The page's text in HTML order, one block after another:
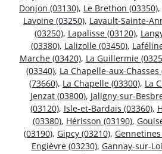
Donjon (03130), Le Brethon (03350),
Lavoine (03250), Lavault-Sainte-
(03250), Lapalisse (03120),
(03380), Lalizolle (03450),
Marche (03420), La Guillermie
(03340), La Chapelle-aux-Chasses
(73660), La Chapelle (03300), La
Jenzat (03800), Jaligny-sur-
(03120), Isle-et-Bardais (03360),
(03380), Hérisson (03190),
(03190), Gipcy (03210),
Engièvre (03230), Gannay-sur-